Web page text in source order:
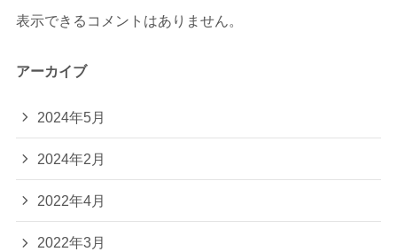
表示できるコメントはありません。
アーカイブ
2024年5月
2024年2月
2022年4月
2022年3月